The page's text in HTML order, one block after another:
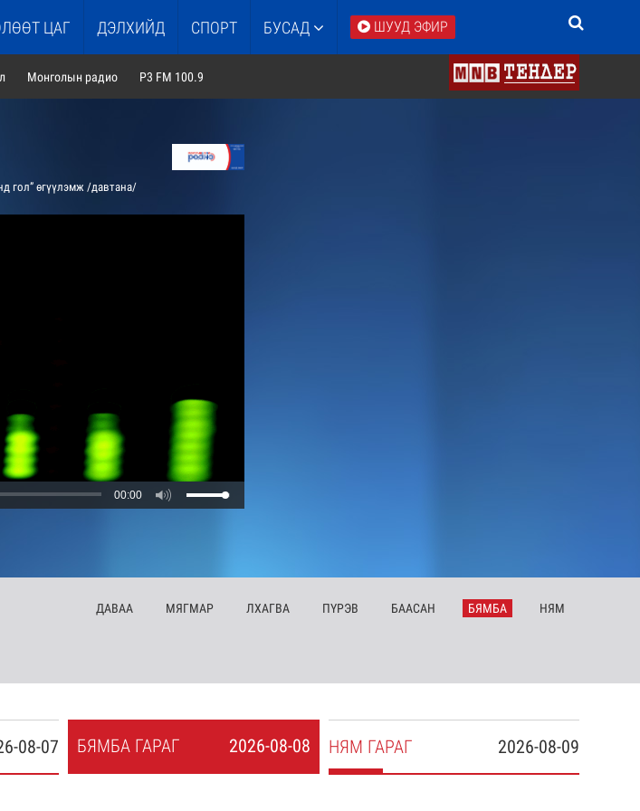
ЦАГ ДЭЛХИЙД СПОРТ БУСАД ШУУД ЭФИР
Монголын радио P3 FM 100.9
гол” өгүүлэмж /давтана/
00:00
ДАВАА МЯГМАР ЛХАГВА ПҮРЭВ БААСАН БЯМБА НЯМ
08-07 2026-08-08
БЯМБА ГАРАГ 2026-08-09
НЯМ ГАРАГ